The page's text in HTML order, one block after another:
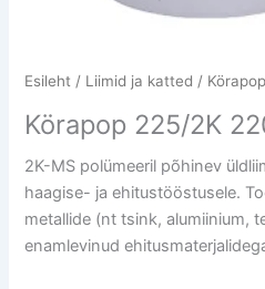
Esileht / Liimid ja katted /
Körapop 225/2K
2K-MS polümeeril põhinev
haagise- ja ehitustööstusele.
metallide (nt tsink, alumiinium,
enamlevinud